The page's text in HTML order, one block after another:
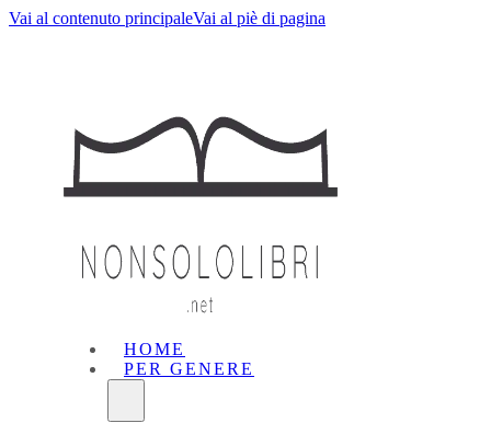
Vai al contenuto principaleVai al piè di pagina
HOME
PER GENERE